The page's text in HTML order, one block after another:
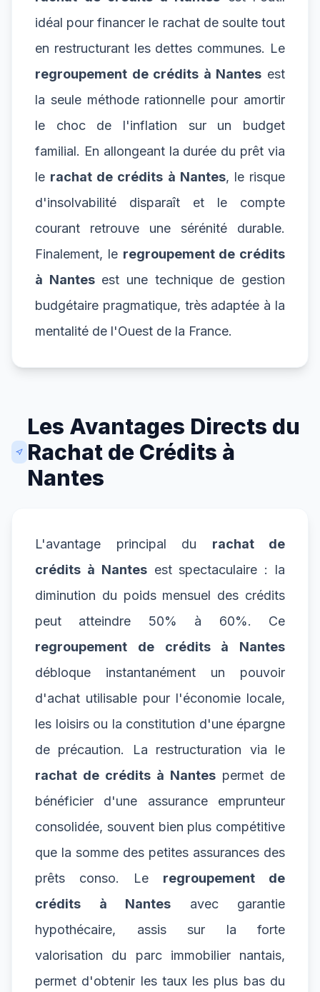
idéal pour financer le rachat de soulte tout
en restructurant les dettes communes. Le
regroupement de crédits à Nantes est
la seule méthode rationnelle pour amortir
le choc de l'inflation sur un budget
familial. En allongeant la durée du prêt via
le rachat de crédits à Nantes, le risque
d'insolvabilité disparaît et le compte
courant retrouve une sérénité durable.
Finalement, le regroupement de crédits
à Nantesest une technique de gestion
budgétaire pragmatique, très adaptée à la
mentalité de l'Ouest de la France.
Les Avantages Directs du
Rachat de Crédits à
Nantes
L'avantage principal du rachat de
crédits à Nantesest spectaculaire : la
diminution du poids mensuel des crédits
peut atteindre 50% à 60%. Ce
regroupement de crédits à Nantes
débloque instantanément un pouvoir
d'achat utilisable pour l'économie locale,
les loisirs ou la constitution d'une épargne
de précaution. La restructuration via le
rachat de crédits à Nantes permet de
bénéficier d'une assurance emprunteur
consolidée, souvent bien plus compétitive
que la somme des petites assurances des
prêts conso. Le regroupement de
crédits à Nantes avec garantie
hypothécaire, assis sur la forte
valorisation du parc immobilier nantais,
permet d'obtenir les taux les plus bas du